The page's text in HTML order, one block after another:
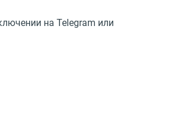
на Telegram или